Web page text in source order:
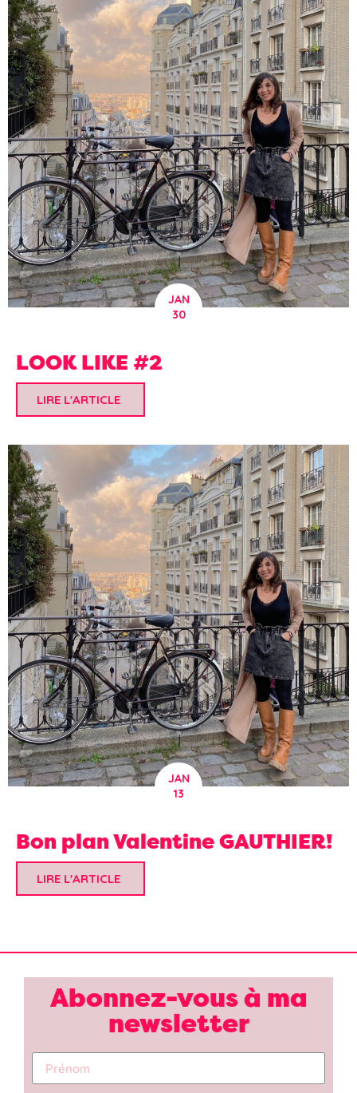
JAN
30
LOOK LIKE #2
LIRE L'ARTICLE
JAN
13
Bon plan Valentine GAUTHIER!
LIRE L'ARTICLE
Abonnez-vous à ma
newsletter